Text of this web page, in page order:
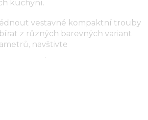
kuchyní.
vestavné kompaktní trouby
z různých barevných variant
navštivte
.